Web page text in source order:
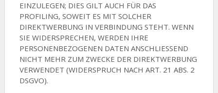
EINZULEGEN; DIES GILT AUCH FÜR DAS
PROFILING, SOWEIT ES MIT SOLCHER
DIREKTWERBUNG IN VERBINDUNG STEHT. WENN
SIE WIDERSPRECHEN, WERDEN IHRE
PERSONENBEZOGENEN DATEN ANSCHLIESSEND
NICHT MEHR ZUM ZWECKE DER DIREKTWERBUNG
VERWENDET (WIDERSPRUCH NACH ART. 21 ABS. 2
DSGVO).